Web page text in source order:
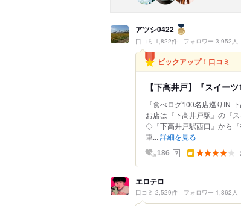
アツシ0422
口コミ 1,822件 フォロワー 3,952人
ピックアップ！口コミ
【下高井戸】『スイー
『食べログ100名店巡りIN
お店は『下高井戸駅』の『
◇『下高井戸駅西口』から
車... 詳細を見る
186 ？
エロテロ
口コミ 2,529件 フォロワー 1,862人